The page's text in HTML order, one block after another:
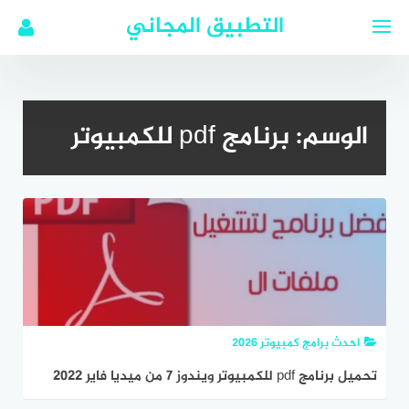
التطبيق المجاني
الوسم:برنامج pdf للكمبيوتر
احدث برامج كمبيوتر 2026
تحميل برنامج pdf للكمبيوتر ويندوز 7 من ميديا فاير 2022